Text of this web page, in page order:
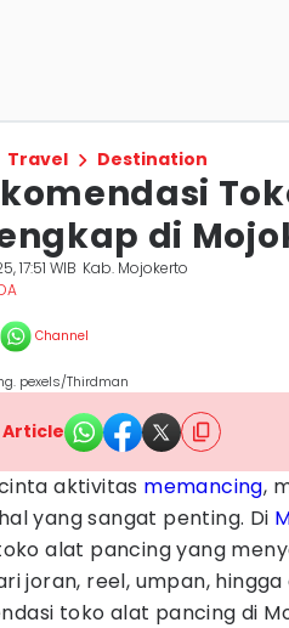
Travel Destination
di
17:51 WIB Kab. Mojokerto
Channel
pexels/Thirdman
Article
aktivitas memancing,
yang sangat penting. Di
alat pancing yang
joran, reel, umpan,
toko alat pancing di